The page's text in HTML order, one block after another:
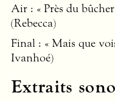
Air : « Près du
(Rebecca)
Final : « Mais que
Ivanhoé)
Extraits